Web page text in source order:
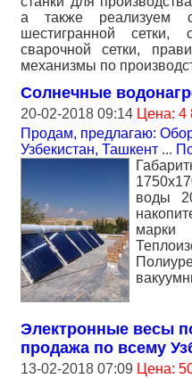
а также реализуем
шестигранной сетки,
сварочной сетки,
механизмы по
Солнечные
20-02-2018 09:14 Цена: 4
Продам, предлагаю:
Узбекистан, Ташкент ...
воды
Электронные весы
продажа по всему
13-02-2018 07:09 Цена: